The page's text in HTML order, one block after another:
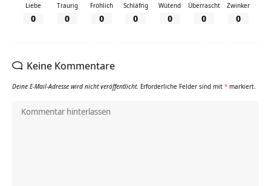
Liebe
0
Traurig
0
Fröhlich
0
Schläfrig
0
Wütend
0
Überrascht
0
Zwinker
0
Keine Kommentare
Deine E-Mail-Adresse wird nicht veröffentlicht. Erforderliche Felder sind mit * markiert.